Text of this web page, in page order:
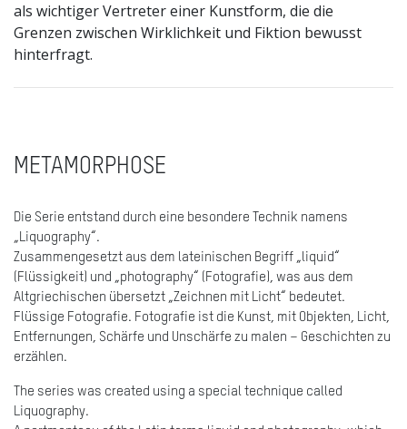
als wichtiger Vertreter einer Kunstform, die die
Grenzen zwischen Wirklichkeit und Fiktion bewusst
hinterfragt.
METAMORPHOSE
Die Serie entstand durch eine besondere Technik namens
„Liquography“.
Zusammengesetzt aus dem lateinischen Begriff „liquid“
(Flüssigkeit) und „photography“ (Fotografie), was aus dem
Altgriechischen übersetzt „Zeichnen mit Licht“ bedeutet.
Flüssige Fotografie. Fotografie ist die Kunst, mit Objekten, Licht,
Entfernungen, Schärfe und Unschärfe zu malen – Geschichten zu
erzählen.
The series was created using a special technique called
Liquography.